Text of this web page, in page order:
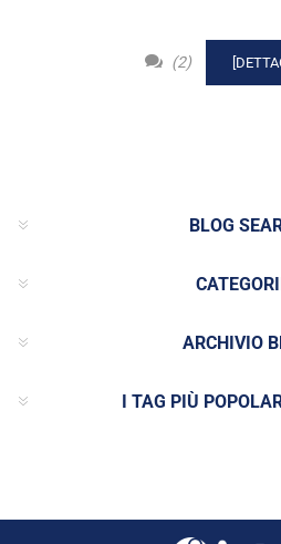
(2)
BLOG
ARCHIVIO
I TAG PIÙ